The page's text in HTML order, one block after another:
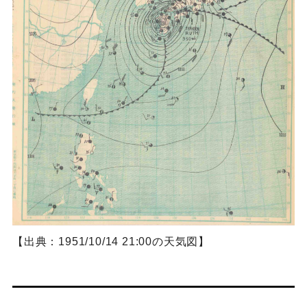
【出典：1951/10/14 21:00の天気図】